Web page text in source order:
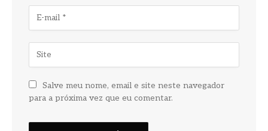
Salve meu nome, email e site neste navegador
para a próxima vez que eu comentar.